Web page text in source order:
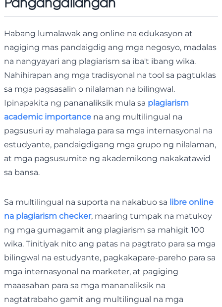
Habang lumalawak ang online na edukasyon at
nagiging mas pandaigdig ang mga negosyo, madalas
na nangyayari ang plagiarism sa iba't ibang wika.
Nahihirapan ang mga tradisyonal na tool sa pagtuklas
sa mga pagsasalin o nilalaman na bilingwal.
Ipinapakita ng pananaliksik mula sa plagiarism
academic importance na ang multilingual na
pagsusuri ay mahalaga para sa mga internasyonal na
estudyante, pandaigdigang mga grupo ng nilalaman,
at mga pagsusumite ng akademikong nakakatawid
sa bansa.
Sa multilingual na suporta na nakabuo sa libre online
na plagiarism checker, maaring tumpak na matukoy
ng mga gumagamit ang plagiarism sa mahigit 100
wika. Tinitiyak nito ang patas na pagtrato para sa mga
bilingwal na estudyante, pagkakapare-pareho para sa
mga internasyonal na marketer, at pagiging
maaasahan para sa mga mananaliksik na
nagtatrabaho gamit ang multilingual na mga